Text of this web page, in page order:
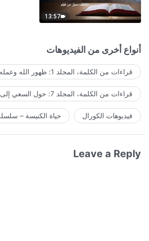
13:57
أنواع أخرى من الفيديوهات
قراءات من الكلمة، المجلد 1: ظهور الله وعمله
قراءات من الكلمة، المجلد 7: حول السعي إلى الحق
فيديوهات الكورال حياة الكنيسة –
Leave a Reply